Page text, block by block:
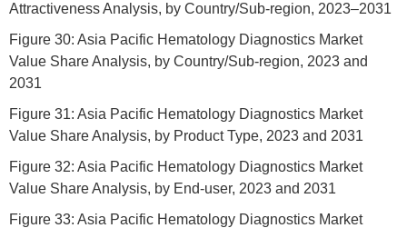
Attractiveness Analysis, by Country/Sub-region, 2023–2031
Figure 30: Asia Pacific Hematology Diagnostics Market
Value Share Analysis, by Country/Sub-region, 2023 and
2031
Figure 31: Asia Pacific Hematology Diagnostics Market
Value Share Analysis, by Product Type, 2023 and 2031
Figure 32: Asia Pacific Hematology Diagnostics Market
Value Share Analysis, by End-user, 2023 and 2031
Figure 33: Asia Pacific Hematology Diagnostics Market